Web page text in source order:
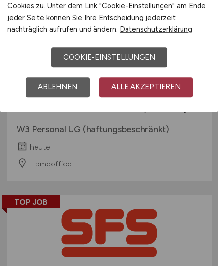
TOP JOB
W3 Personal UG (haftungsbeschränkt)
heute
Homeoffice
TOP JOB
Cookies zu. Unter dem Link "Cookie-Einstellungen" am Ende
jeder Seite können Sie Ihre Entscheidung jederzeit
nachträglich aufrufen und ändern. Datenschutzerklärung
COOKIE-EINSTELLUNGEN
ABLEHNEN ALLE AKZEPTIEREN